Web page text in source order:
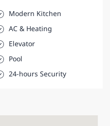
Modern Kitchen
AC & Heating
Elevator
Pool
24-hours Security